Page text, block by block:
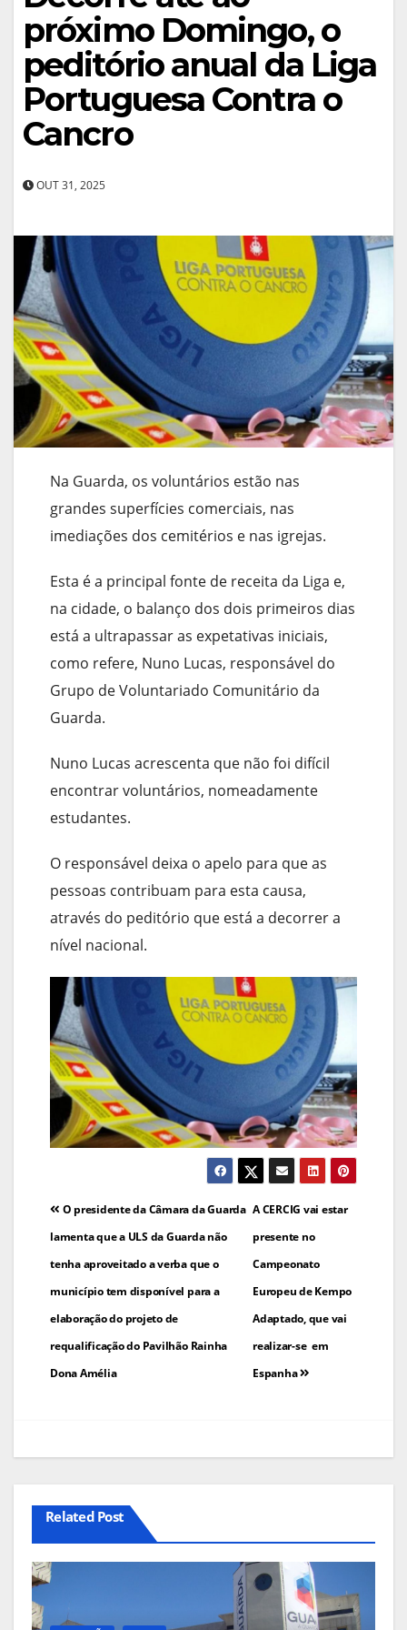
próximo Domingo, o
peditório anual da Liga
Portuguesa Contra o
Cancro
OUT 31, 2025
Na Guarda, os voluntários estão nas
grandes superfícies comerciais, nas
imediações dos cemitérios e nas igrejas.
Esta é a principal fonte de receita da Liga e,
na cidade, o balanço dos dois primeiros dias
está a ultrapassar as expetativas iniciais,
como refere, Nuno Lucas, responsável do
Grupo de Voluntariado Comunitário da
Guarda.
Nuno Lucas acrescenta que não foi difícil
encontrar voluntários, nomeadamente
estudantes.
O responsável deixa o apelo para que as
pessoas contribuam para esta causa,
através do peditório que está a decorrer a
nível nacional.
Navegação
de
artigos
A CERCIG vai estar
presente no
Campeonato
Europeu de Kempo
Adaptado, que vai
realizar-se em
Espanha
O presidente da Câmara da Guarda
lamenta que a ULS da Guarda não
tenha aproveitado a verba que o
município tem disponível para a
elaboração do projeto de
requalificação do Pavilhão Rainha
Dona Amélia
Related Post